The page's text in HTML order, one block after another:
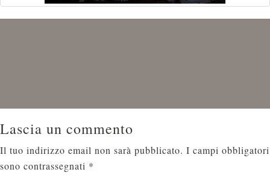
Lascia un commento
Il tuo indirizzo email non sarà pubblicato. I campi obbligatori
sono contrassegnati *